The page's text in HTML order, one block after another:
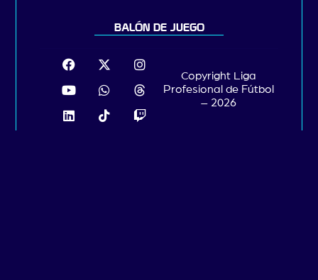
BALÓN DE JUEGO
Copyright Liga
Profesional de Fútbol
– 2026